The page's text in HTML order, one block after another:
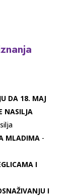
DA 18. MAJ
NASILJA
MLADIMA-
I
I